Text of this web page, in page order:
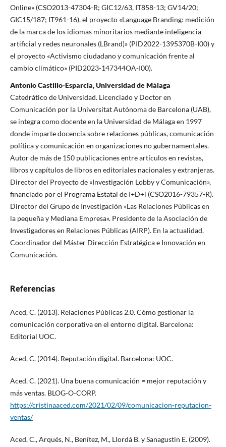
Online» (CSO2013-47304-R; GIC12/63, IT858-13; GV14/20;
GIC15/187; IT961-16), el proyecto «Language Branding: medición
de la marca de los idiomas minoritarios mediante inteligencia
artificial y redes neuronales (LBrand)» (PID2022-1395370B-I00) y
el proyecto «Activismo ciudadano y comunicación frente al
cambio climático» (PID2023-147344OA-I00).
Antonio Castillo-Esparcia, Universidad de Málaga
Catedrático de Universidad. Licenciado y Doctor en
Comunicación por la Universitat Autónoma de Barcelona (UAB),
se integra como docente en la Universidad de Málaga en 1997
donde imparte docencia sobre relaciones públicas, comunicación
política y comunicación en organizaciones no gubernamentales.
Autor de más de 150 publicaciones entre artículos en revistas,
libros y capítulos de libros en editoriales nacionales y extranjeras.
Director del Proyecto de «Investigación Lobby y Comunicación»,
financiado por el Programa Estatal de I+D+i (CSO2016-79357-R).
Director del Grupo de Investigación «Las Relaciones Públicas en
la pequeña y Mediana Empresa». Presidente de la Asociación de
Investigadores en Relaciones Públicas (AIRP). En la actualidad,
Coordinador del Máster Dirección Estratégica e Innovación en
Comunicación.
Referencias
Aced, C. (2013). Relaciones Públicas 2.0. Cómo gestionar la
comunicación corporativa en el entorno digital. Barcelona:
Editorial UOC.
Aced, C. (2014). Reputación digital. Barcelona: UOC.
Aced, C. (2021). Una buena comunicación = mejor reputación y
más ventas. BLOG-O-CORP.
https://cristinaaced.com/2021/02/09/comunicacion-reputacion-
ventas/
Aced, C., Arqués, N., Benítez, M., Llordá B. y Sanagustin E. (2009).